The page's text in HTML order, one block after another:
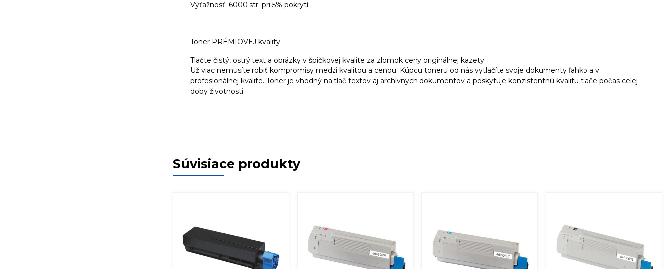
Výťažnosť: 6000 str. pri 5% pokrytí.
Toner PRÉMIOVEJ kvality.
Tlačte čistý, ostrý text a obrázky v špičkovej kvalite za zlomok ceny originálnej kazety.
Už viac nemusíte robiť kompromisy medzi kvalitou a cenou. Kúpou toneru od nás vytlačíte svoje dokumenty ľahko a v
profesionálnej kvalite. Toner je vhodný na tlač textov aj archívnych dokumentov a poskytuje konzistentnú kvalitu tlače počas celej
doby životnosti.
Súvisiace produkty